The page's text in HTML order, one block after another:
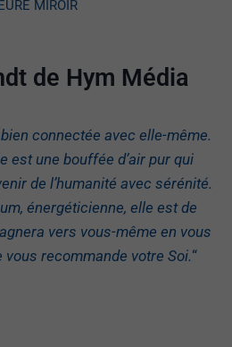
MIROIR
de Hym Média
connectée avec elle-même.
est une bouffée d’air pur qui
de l’humanité avec sérénité.
énergéticienne, elle est de
vers vous-même en vous
recommande votre Soi.“